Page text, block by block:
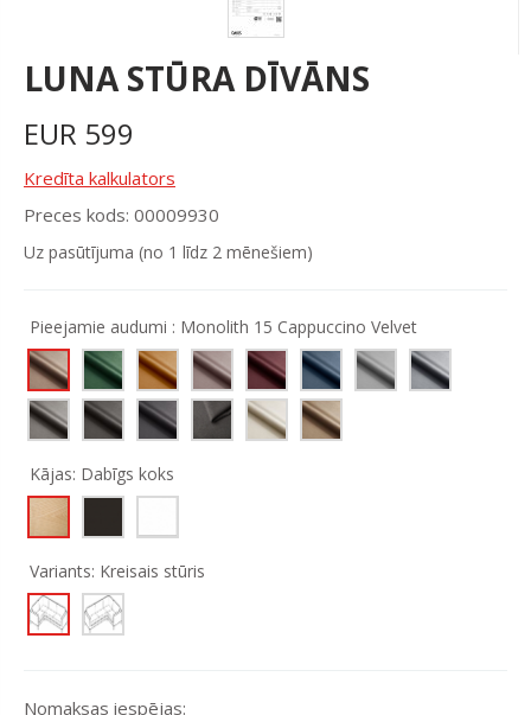
LUNA STŪRA DĪVĀNS
EUR 599
Kredīta kalkulators
Preces kods: 00009930
Uz pasūtījuma (no 1 līdz 2 mēnešiem)
Pieejamie audumi : Monolith 15 Cappuccino Velvet
Kājas: Dabīgs koks
Variants: Kreisais stūris
Nomaksas iespējas: